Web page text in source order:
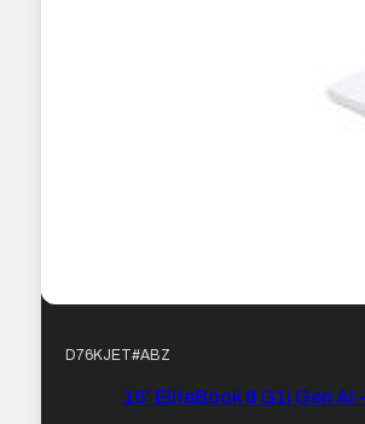
D76KJET#ABZ
16″ EliteBook 8 G1i Gen AI